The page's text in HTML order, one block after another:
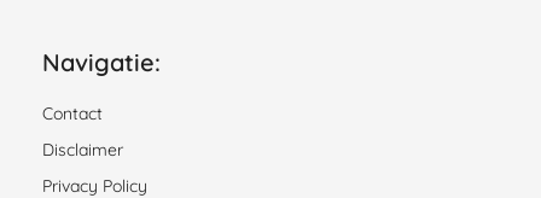
Navigatie:
Contact
Disclaimer
Privacy Policy